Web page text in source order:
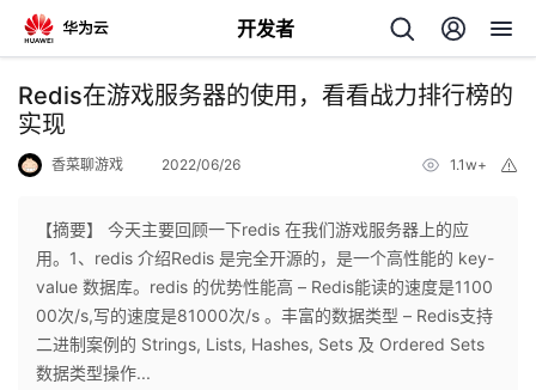
开发者
返
回
个
人
我
Redis在游戏服务器的使用，看看战力排行榜的
实现
香菜聊游戏 2022/06/26 1.1w+
【摘要】 今天主要回顾一下redis 在我们游戏服务器上的应
用。1、redis 介绍Redis 是完全开源的，是一个高性能的 key-
value 数据库。redis 的优势性能高 – Redis能读的速度是1100
00次/s,写的速度是81000次/s 。丰富的数据类型 – Redis支持
二进制案例的 Strings, Lists, Hashes, Sets 及 Ordered Sets
数据类型操作...